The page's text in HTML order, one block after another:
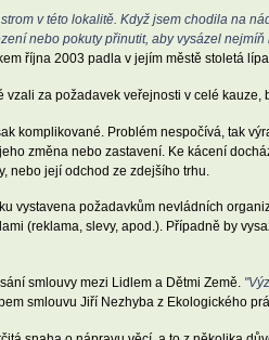
v této lokalitě. Když jsem chodila na
nebo pokuty přinutit, aby vysázel nejmíň
října 2003 padla v jejím městě stoletá
za požadavek veřejnosti v celé kauze,
komplikované. Problém nespočívá, tak
změna nebo zastavení. Ke kácení
nebo její odchod ze zdejšího trhu.
vystavena požadavkům nevládních
(reklama, slevy, apod.). Případně by
smlouvy mezi Lidlem a Dětmi Země.
smlouvu Jiří Nezhyba z Ekologického